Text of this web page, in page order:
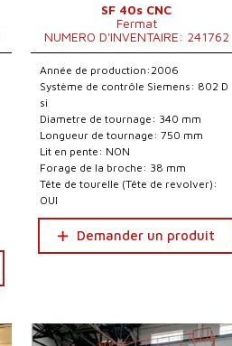
SF 40s CNC
Fermat
NUMERO D'INVENTAIRE: 241762
Année de production:2006
Système de contrôle Siemens: 802 D
si
Diametre de tournage: 340 mm
Longueur de tournage: 750 mm
Lit en pente: NON
Forage de la broche: 38 mm
Tête de tourelle (Tête de revolver):
OUI
Demander un produit